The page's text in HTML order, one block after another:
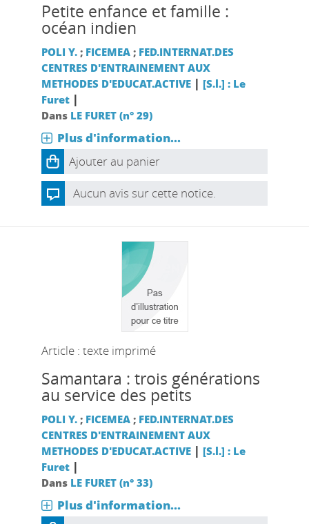
Petite enfance et famille :
océan indien
POLI Y.; FICEMEA; FED.INTERNAT.DES
CENTRES D'ENTRAINEMENT AUX
METHODES D'EDUCAT.ACTIVE | [S.l.] : Le
Furet|
Dans LE FURET (n° 29)
Plus d'information...
Ajouter au panier
Aucun avis sur cette notice.
Article : texte imprimé
Samantara : trois générations
au service des petits
POLI Y.; FICEMEA; FED.INTERNAT.DES
CENTRES D'ENTRAINEMENT AUX
METHODES D'EDUCAT.ACTIVE | [S.l.] : Le
Furet|
Dans LE FURET (n° 33)
Plus d'information...